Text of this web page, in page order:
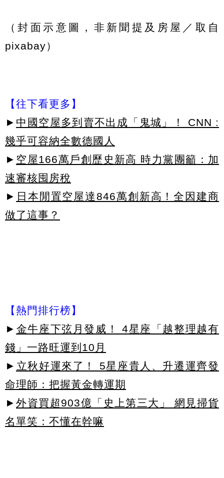
（封面示意圖，非新聞提及房屋／取自
pixabay）
【往下看更多】
► 中國空屋多到賣不出成「鬼城」！ CNN :
幾乎可容納全數德國人
► 空屋166萬戶創歷史新高 時力黨團籲：加
速審核囤房稅
► 日本閒置空屋達846萬創新高！全因建商
做了這事？
【熱門排行榜】
► 金牛座下弦月發威！ 4星座「越整理越有
錢」一路旺運到10月
► 立秋好運來了！ 5星座貴人、升遷運齊發
命理師：把握黃金轉運期
► 外資買超903億「史上第三大」 網見掃貨
名單笑：不懂在幹嘛